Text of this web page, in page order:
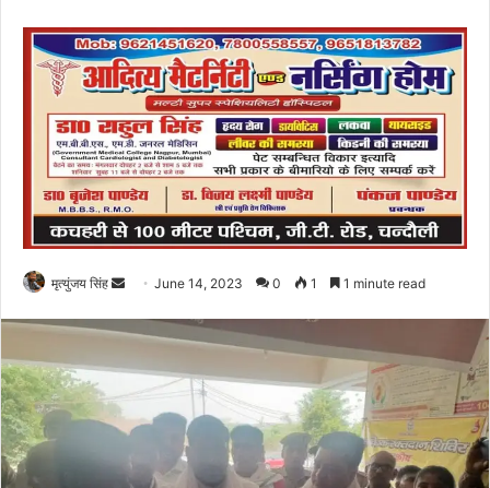
मृत्युंजय सिंह
Send
email
June 14, 2023 0 1 1 minute read